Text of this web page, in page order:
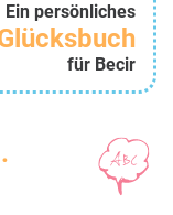
Ein persönliches
für Becir